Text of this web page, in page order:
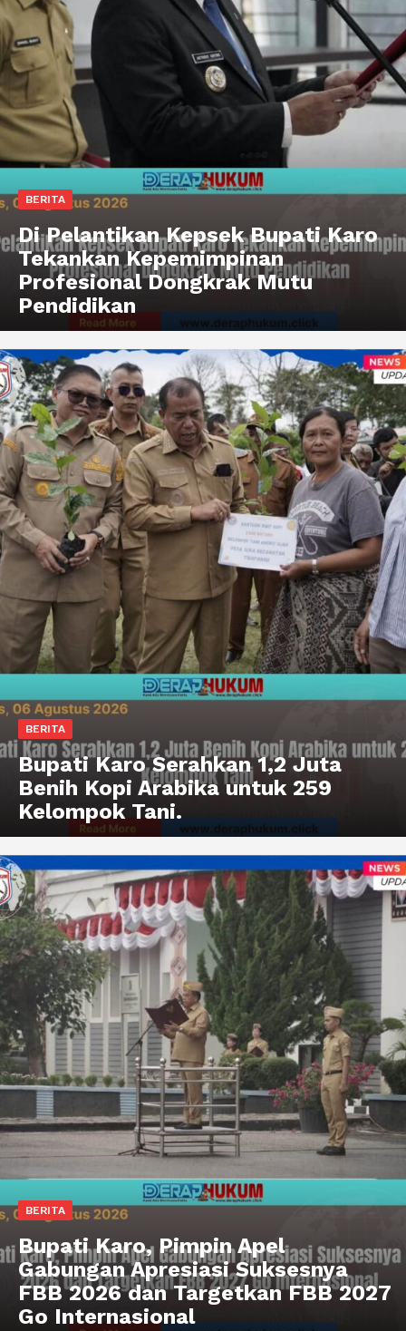
BERITA
Di Pelantikan Kepsek Bupati Karo
Tekankan Kepemimpinan
Profesional Dongkrak Mutu
Pendidikan
BERITA
Bupati Karo Serahkan 1,2 Juta
Benih Kopi Arabika untuk 259
Kelompok Tani.
BERITA
Bupati Karo, Pimpin Apel
Gabungan Apresiasi Suksesnya
FBB 2026 dan Targetkan FBB 2027
Go Internasional